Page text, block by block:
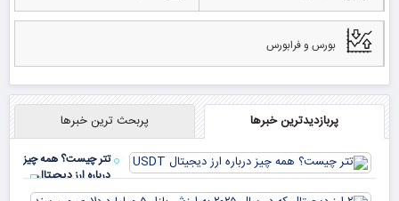
بورس و فرابورس
پربازدیدترین خبرها پربحث ترین خبرها
تتر چیست؟ همه چیز
درباره ارز دیجیتال
USDT